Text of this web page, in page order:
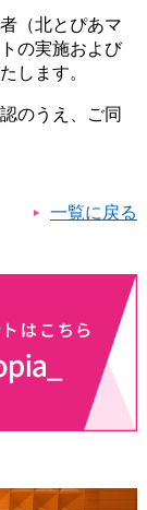
（北とぴあマ
の実施および
します。
のうえ、ご同
一覧に戻る